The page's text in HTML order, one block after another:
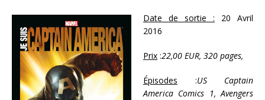
Date de sortie : 20 Avril
2016
Prix :22,00 EUR, 320 pages,
Épisodes :US Captain
America Comics 1, Avengers